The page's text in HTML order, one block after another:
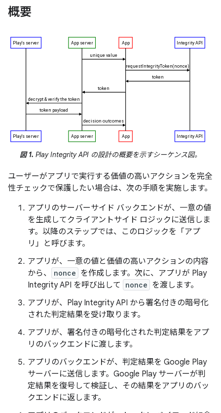
概要
図 1. Play Integrity API の設計の概要を示すシーケンス図。
ユーザーがアプリで実行する価値の高いアクションを完全
性チェックで保護したい場合は、次の手順を実施します。
アプリのサーバーサイド バックエンドが、一意の値
を生成してクライアントサイド ロジックに送信しま
す。以降のステップでは、このロジックを「アプ
リ」と呼びます。
アプリが、一意の値と価値の高いアクションの内容
から、
nonce を作成します。次に、アプリが Play
Integrity API を呼び出して
nonce を渡します。
アプリが、Play Integrity API から署名付きの暗号化
された判定結果を受け取ります。
アプリが、署名付きの暗号化された判定結果をアプ
リのバックエンドに渡します。
アプリのバックエンドが、判定結果を Google Play
サーバーに送信します。Google Play サーバーが判
定結果を復号して検証し、その結果をアプリのバッ
クエンドに返します。